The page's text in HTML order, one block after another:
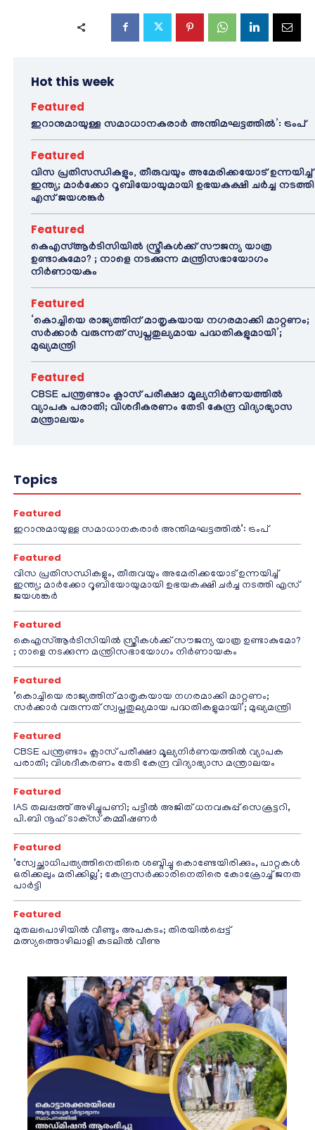
Hot this week
Featured
ഇറാനുമായുള്ള സമാധാനകരാർ അന്തിമഘട്ടത്തിൽ‌’: ട്രംപ്
Featured
വിസ പ്രതിസന്ധികളും, തീരുവയും അമേരിക്കയോട് ഉന്നയിച്ച്
ഇന്ത്യ; മാർക്കോ റൂബിയോയുമായി ഉഭയകക്ഷി ചർച്ച നടത്തി
എസ് ജയശങ്കർ
Featured
കെഎസ്ആർടിസിയിൽ സ്ത്രീകൾക്ക് സൗജന്യ യാത്ര
ഉണ്ടാകുമോ? ; നാളെ നടക്കുന്ന മന്ത്രിസഭായോഗം
നിർണായകം
Featured
‘കൊച്ചിയെ രാജ്യത്തിന് മാതൃകയായ നഗരമാക്കി മാറ്റണം;
സർക്കാർ വരുന്നത് സ്വപ്നതുല്യമായ പദ്ധതികളുമായി’;
മുഖ്യമന്ത്രി
Featured
CBSE പന്ത്രണ്ടാം ക്ലാസ് പരീക്ഷാ മൂല്യനിർണയത്തിൽ
വ്യാപക പരാതി; വിശദീകരണം തേടി കേന്ദ്ര വിദ്യാഭ്യാസ
മന്ത്രാലയം
Topics
Featured
ഇറാനുമായുള്ള സമാധാനകരാർ അന്തിമഘട്ടത്തിൽ‌’: ട്രംപ്
Featured
വിസ പ്രതിസന്ധികളും, തീരുവയും അമേരിക്കയോട് ഉന്നയിച്ച്
ഇന്ത്യ; മാർക്കോ റൂബിയോയുമായി ഉഭയകക്ഷി ചർച്ച നടത്തി എസ്
ജയശങ്കർ
Featured
കെഎസ്ആർടിസിയിൽ സ്ത്രീകൾക്ക് സൗജന്യ യാത്ര ഉണ്ടാകുമോ?
; നാളെ നടക്കുന്ന മന്ത്രിസഭായോഗം നിർണായകം
Featured
‘കൊച്ചിയെ രാജ്യത്തിന് മാതൃകയായ നഗരമാക്കി മാറ്റണം;
സർക്കാർ വരുന്നത് സ്വപ്നതുല്യമായ പദ്ധതികളുമായി’; മുഖ്യമന്ത്രി
Featured
CBSE പന്ത്രണ്ടാം ക്ലാസ് പരീക്ഷാ മൂല്യനിർണയത്തിൽ വ്യാപക
പരാതി; വിശദീകരണം തേടി കേന്ദ്ര വിദ്യാഭ്യാസ മന്ത്രാലയം
Featured
IAS തലപ്പത്ത് അഴിച്ചുപണി; പട്ടീല്‍ അജിത് ധനവകുപ്പ് സെക്രട്ടറി,
പി.ബി നൂഹ് ടാക്‌സ് കമ്മീഷണര്‍
Featured
‘സ്വേച്ഛാധിപത്യത്തിനെതിരെ ശബ്ദിച്ചു കൊണ്ടേയിരിക്കും, പാറ്റകൾ
ഒരിക്കലും മരിക്കില്ല’; കേന്ദ്രസർക്കാരിനെതിരെ കോക്രോച്ച് ജനത
പാർട്ടി
Featured
മുതലപൊഴിയിൽ വീണ്ടും അപകടം; തിരയിൽപ്പെട്ട്
മത്സ്യത്തൊഴിലാളി കടലിൽ വീണു